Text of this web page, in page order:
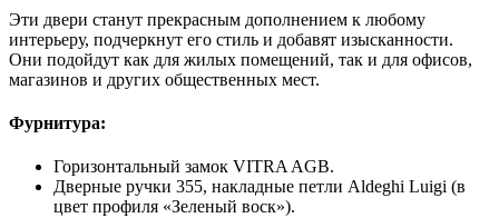
Эти двери станут прекрасным дополнением к любому
интерьеру, подчеркнут его стиль и добавят изысканности.
Они подойдут как для жилых помещений, так и для офисов,
магазинов и других общественных мест.
Фурнитура:
Горизонтальный замок VITRA AGB.
Дверные ручки 355, накладные петли Aldeghi Luigi (в
цвет профиля «Зеленый воск»).